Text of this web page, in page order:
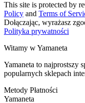
This site is protected by
Policy and Terms of
Dołączając, wyrażasz
Polityka prywatności
Witamy wYamaneta
Yamaneta to najprostszy
popularnych sklepach
Metody Płatności
Yamaneta